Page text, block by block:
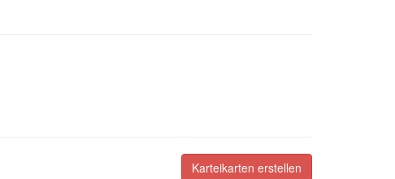
Karteikarten erstellen